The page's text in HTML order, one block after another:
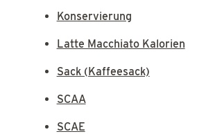
Konservierung
Latte Macchiato Kalorien
Sack (Kaffeesack)
SCAA
SCAE